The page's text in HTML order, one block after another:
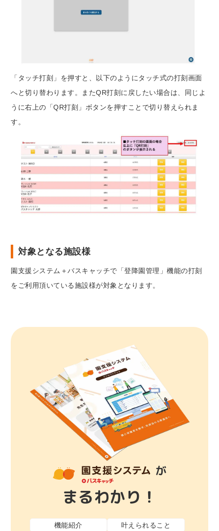
「タッチ打刻」を押すと、以下のようにタッチ式の打刻画面
へと切り替わります。またQR打刻に戻したい場合は、同じよ
うに右上の「QR打刻」ボタンを押すことで切り替えられま
す。
対象となる施設様
園支援システム＋バスキャッチで「登降園管理」機能の打刻
をご利用頂いている施設様が対象となります。
が
まるわかり！
機能紹介
叶えられること